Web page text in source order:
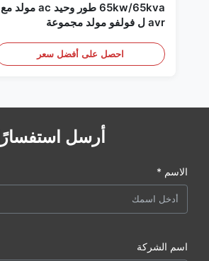
65kw/65kva طور وحيد ac مولد مع
avr ل فولفو مولد مجموعة
احصل على أفضل سعر
أرسل استفسارًا
الاسم *
اسم الشركة